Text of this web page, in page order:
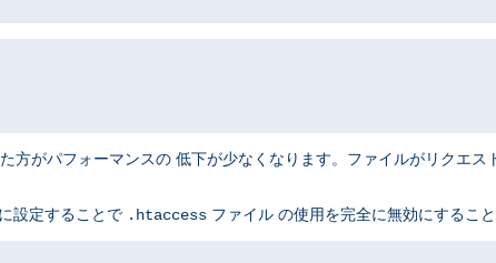
方がパフォーマンスの 低下が少なくなります。ファイルがリクエ
に設定することで .htaccess ファイル の使用を完全に無効にすること